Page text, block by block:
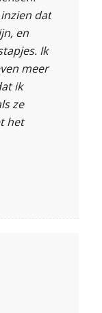
dat
en
Ik
meer
ik
ze
het